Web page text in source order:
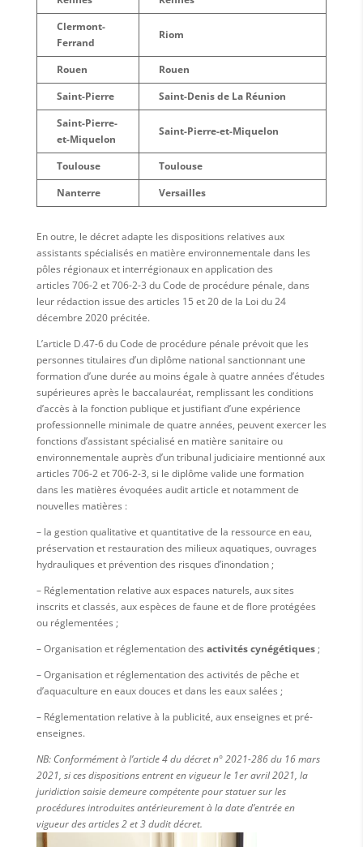
Clermont-
Ferrand
Riom
Rouen
Rouen
Saint-Pierre
Saint-Denis de La Réunion
Saint-Pierre-
et-Miquelon
Saint-Pierre-et-Miquelon
Toulouse
Toulouse
Nanterre
Versailles
En outre, le décret adapte les dispositions relatives aux
assistants spécialisés en matière environnementale dans les
pôles régionaux et interrégionaux en application des
articles 706-2 et 706-2-3 du Code de procédure pénale, dans
leur rédaction issue des articles 15 et 20 de la Loi du 24
décembre 2020 précitée.
L’article D.47-6 du Code de procédure pénale prévoit que les
personnes titulaires d’un diplôme national sanctionnant une
formation d’une durée au moins égale à quatre années d’études
supérieures après le baccalauréat, remplissant les conditions
d’accès à la fonction publique et justifiant d’une expérience
professionnelle minimale de quatre années, peuvent exercer les
fonctions d’assistant spécialisé en matière sanitaire ou
environnementale auprès d’un tribunal judiciaire mentionné aux
articles 706-2 et 706-2-3, si le diplôme valide une formation
dans les matières évoquées audit article et notamment de
nouvelles matières :
– la gestion qualitative et quantitative de la ressource en eau,
préservation et restauration des milieux aquatiques, ouvrages
hydrauliques et prévention des risques d’inondation ;
– Réglementation relative aux espaces naturels, aux sites
inscrits et classés, aux espèces de faune et de flore protégées
ou réglementées ;
– Organisation et réglementation des activités cynégétiques;
– Organisation et réglementation des activités de pêche et
d’aquaculture en eaux douces et dans les eaux salées ;
– Réglementation relative à la publicité, aux enseignes et pré-
enseignes.
NB: Conformément à l’article 4 du décret n° 2021-286 du 16 mars
2021, si ces dispositions entrent en vigueur le 1er avril 2021, la
juridiction saisie demeure compétente pour statuer sur les
procédures introduites antérieurement à la date d’entrée en
vigueur des articles 2 et 3 dudit décret.